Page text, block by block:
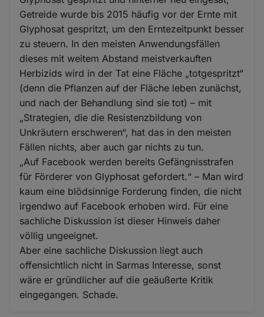
Getreide wurde bis 2015 häufig vor der Ernte mit
Glyphosat gespritzt, um den Erntezeitpunkt besser
zu steuern. In den meisten Anwendungsfällen
dieses mit weitem Abstand meistverkauften
Herbizids wird in der Tat eine Fläche „totgespritzt“
(denn die Pflanzen auf der Fläche leben zunächst,
und nach der Behandlung sind sie tot) – mit
„Strategien, die die Resistenzbildung von
Unkräutern erschweren“, hat das in den meisten
Fällen nichts, aber auch gar nichts zu tun.
„Auf Facebook werden bereits Gefängnisstrafen
für Förderer von Glyphosat gefordert.“ – Man wird
kaum eine blödsinnige Forderung finden, die nicht
irgendwo auf Facebook erhoben wird. Für eine
sachliche Diskussion ist dieser Hinweis daher
völlig ungeeignet.
Aber eine sachliche Diskussion liegt auch
offensichtlich nicht in Sarmas Interesse, sonst
wäre er gründlicher auf die geäußerte Kritik
eingegangen. Schade.